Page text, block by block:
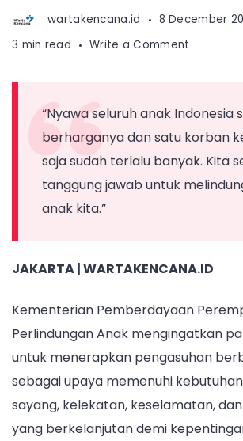
wartakencana.id
8 December
3 min read
Write a Comment
Orang
Tua
Terapkan
“Nyawa seluruh anak Indonesia
berharganya dan satu korban
saja sudah terlalu banyak. Kita
tanggung jawab untuk
anak kita.”
JAKARTA | WARTAKENCANA.ID
Kementerian Pemberdayaan
Perlindungan Anak mengingatkan
untuk menerapkan pengasuhan
sebagai upaya memenuhi
sayang, kelekatan, keselamatan,
yang berkelanjutan demi